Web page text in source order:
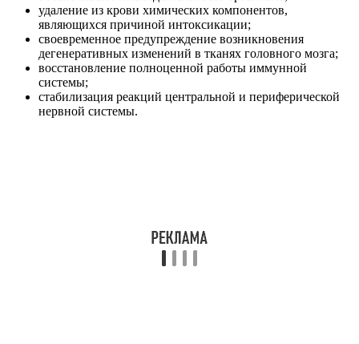
удаление из крови химических компонентов,
являющихся причиной интоксикации;
своевременное предупреждение возникновения
дегенеративных изменений в тканях головного мозга;
восстановление полноценной работы иммунной
системы;
стабилизация реакций центральной и периферической
нервной системы.